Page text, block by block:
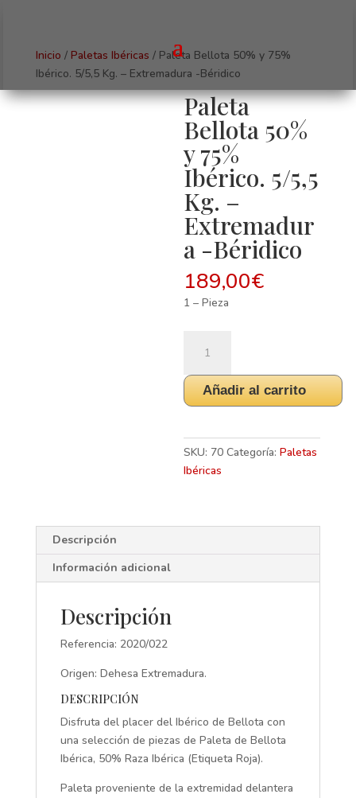
Inicio / Paletas Ibéricas / Paleta Bellota 50% y 75%
Ibérico. 5/5,5 Kg. – Extremadura -Béridico
Paleta
Bellota 50%
y 75%
Ibérico. 5/5,5
Kg. –
Extremadur
a -Béridico
189,00€
1 – Pieza
Bellota
50%
y
5/5,5
Kg.
-
cantidad
Añadir al carrito
SKU: 70 Categoría:Paletas
Ibéricas
Descripción
Información adicional
Descripción
Referencia: 2020/022
Origen: Dehesa Extremadura.
DESCRIPCIÓN
Disfruta del placer del Ibérico de Bellota con
una selección de piezas de Paleta de Bellota
Ibérica, 50% Raza Ibérica (Etiqueta Roja).
Paleta proveniente de la extremidad delantera